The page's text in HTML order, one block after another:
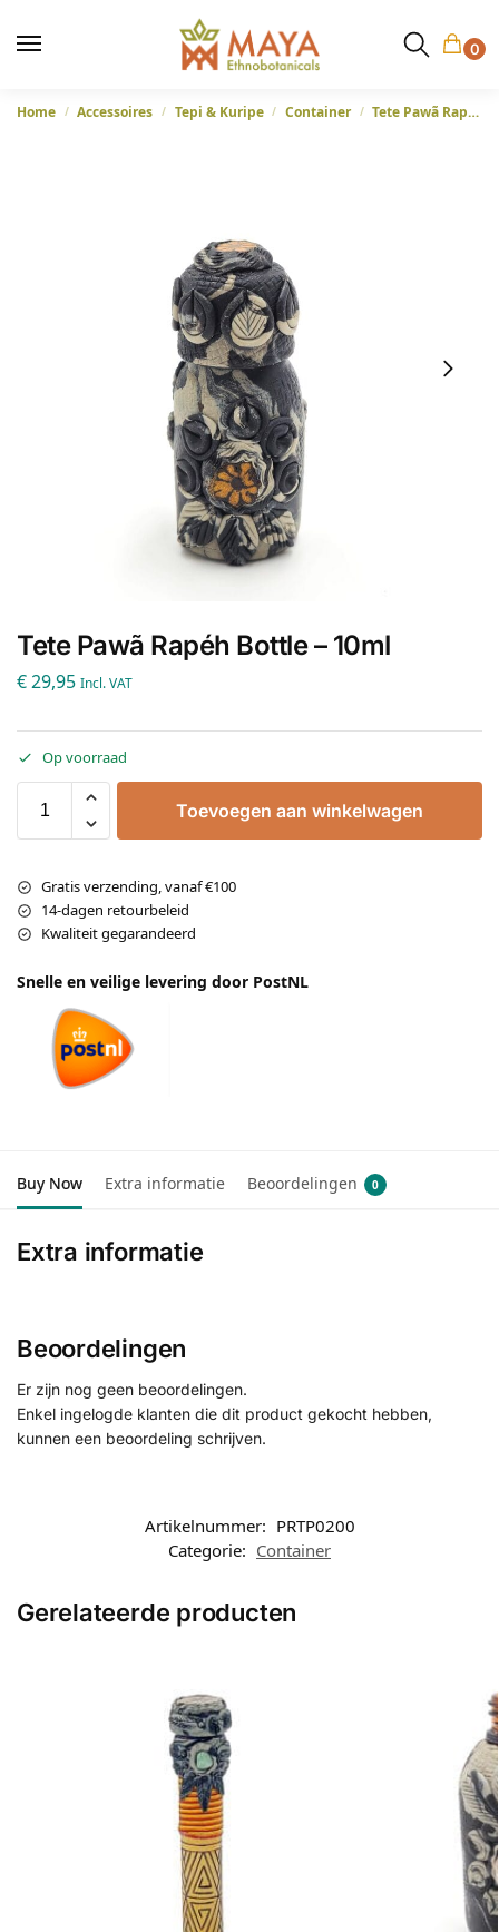
0
Home / Accessoires / Tepi & Kuripe / Container / Tete Pawã Rapéh Bottle – 10ml
Tete Pawã Rapéh Bottle – 10ml
€29,95 Incl. VAT
Op voorraad
Toevoegen aan winkelwagen
Gratis verzending, vanaf €100
14-dagen retourbeleid
Kwaliteit gegarandeerd
Snelle en veilige levering door PostNL
Buy Now Extra informatie Beoordelingen 0
Extra informatie
Beoordelingen
Er zijn nog geen beoordelingen.
Enkel ingelogde klanten die dit product gekocht hebben,
kunnen een beoordeling schrijven.
Artikelnummer: PRTP0200
Categorie: Container
Gerelateerde producten